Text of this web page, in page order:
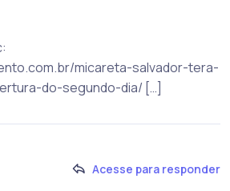
micareta-salvador-tera-
do-segundo-dia/ […]
Acesse para responder